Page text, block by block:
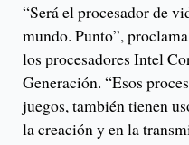
“Será el procesador de
mundo. Punto”,
los procesadores Intel
Generación. “Esos
juegos, también tienen
la creación y en la